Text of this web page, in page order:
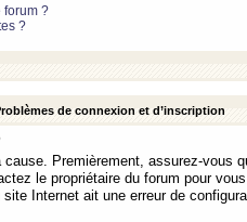
forum ?
?
de connexion et d’inscription
Premièrement, assurez-vous
le propriétaire du forum pour
Internet ait une erreur de